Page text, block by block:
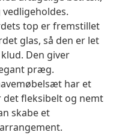
top er fremstillet
glas, så den er let
Den giver
præg.
har et
fleksibelt og nemt
skabe et